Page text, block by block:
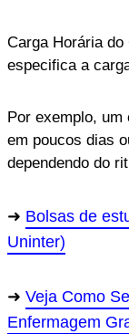
Carga Horária
especifica a
Por exemplo,
em poucos dias
dependendo do
Bolsas de
Uninter)
Veja Como
Enfermagem